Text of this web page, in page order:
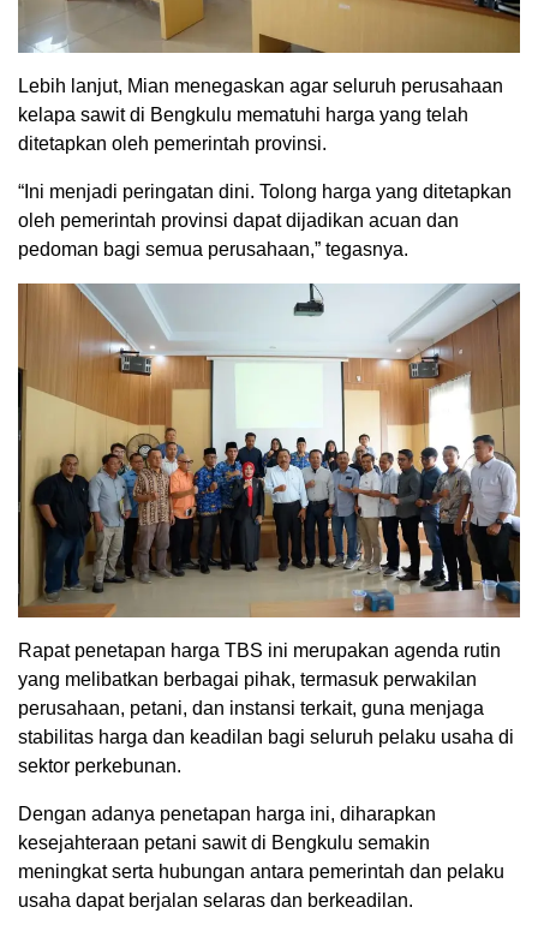
Lebih lanjut, Mian menegaskan agar seluruh perusahaan
kelapa sawit di Bengkulu mematuhi harga yang telah
ditetapkan oleh pemerintah provinsi.
“Ini menjadi peringatan dini. Tolong harga yang ditetapkan
oleh pemerintah provinsi dapat dijadikan acuan dan
pedoman bagi semua perusahaan,” tegasnya.
Rapat penetapan harga TBS ini merupakan agenda rutin
yang melibatkan berbagai pihak, termasuk perwakilan
perusahaan, petani, dan instansi terkait, guna menjaga
stabilitas harga dan keadilan bagi seluruh pelaku usaha di
sektor perkebunan.
Dengan adanya penetapan harga ini, diharapkan
kesejahteraan petani sawit di Bengkulu semakin
meningkat serta hubungan antara pemerintah dan pelaku
usaha dapat berjalan selaras dan berkeadilan.